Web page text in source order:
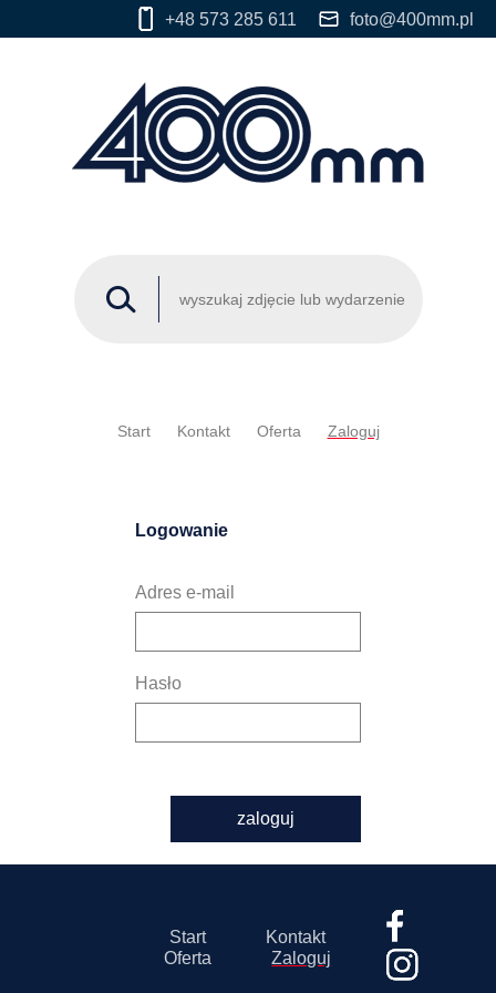
+48 573 285 611 foto@400mm.pl
Start Kontakt Oferta Zaloguj
Logowanie
Adres e-mail
Hasło
zaloguj
Start
Kontakt
Oferta
Zaloguj